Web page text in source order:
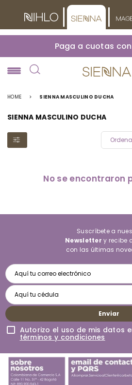
Paga a cuotas
HOME > SIENNA MASCULINO DUCHA
SIENNA MASCULINO DUCHA
No se encontraron
Suscríbete a
Newsletter y recibe
con las últimas
Enviar
Autorizo el uso de mis datos
términos y condiciones